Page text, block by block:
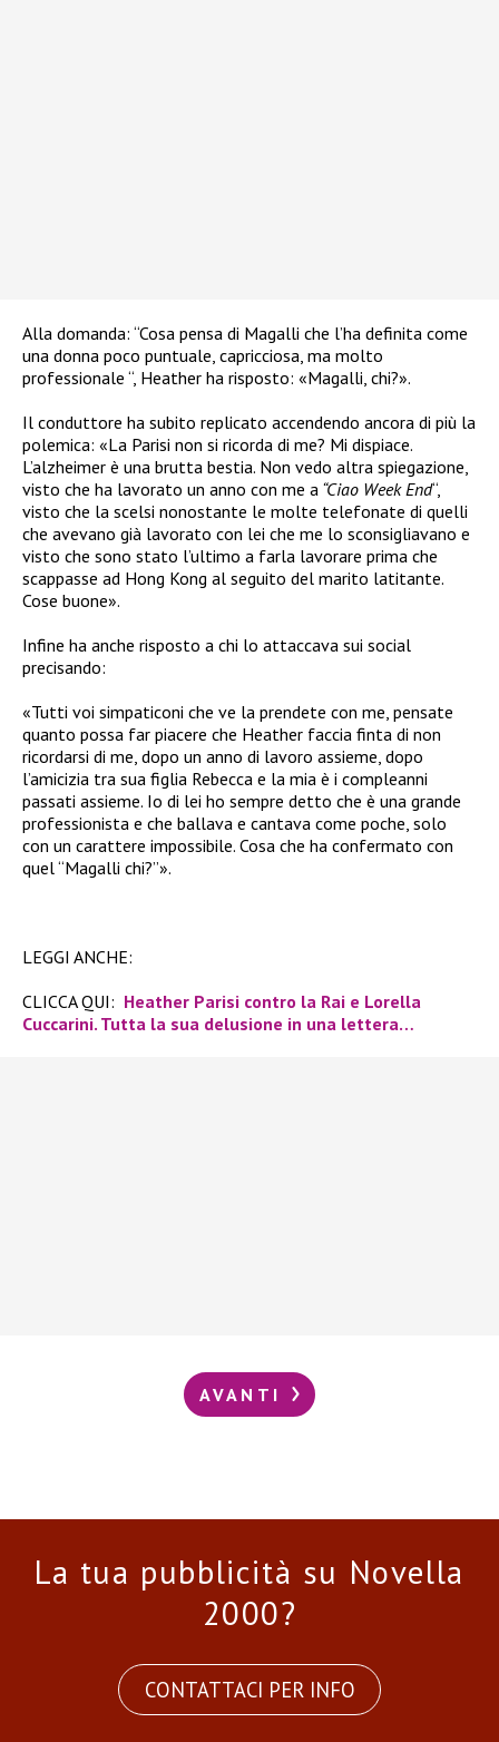
Alla domanda: “Cosa pensa di Magalli che l’ha definita come
una donna poco puntuale, capricciosa, ma molto
professionale “, Heather ha risposto: «Magalli, chi?».
Il conduttore ha subito replicato accendendo ancora di più la
polemica: «La Parisi non si ricorda di me? Mi dispiace.
L’alzheimer è una brutta bestia. Non vedo altra spiegazione,
visto che ha lavorato un anno con me a “Ciao Week End“,
visto che la scelsi nonostante le molte telefonate di quelli
che avevano già lavorato con lei che me lo sconsigliavano e
visto che sono stato l’ultimo a farla lavorare prima che
scappasse ad Hong Kong al seguito del marito latitante.
Cose buone».
Infine ha anche risposto a chi lo attaccava sui social
precisando:
«Tutti voi simpaticoni che ve la prendete con me, pensate
quanto possa far piacere che Heather faccia finta di non
ricordarsi di me, dopo un anno di lavoro assieme, dopo
l’amicizia tra sua figlia Rebecca e la mia è i compleanni
passati assieme. Io di lei ho sempre detto che è una grande
professionista e che ballava e cantava come poche, solo
con un carattere impossibile. Cosa che ha confermato con
quel “Magalli chi?”».
LEGGI ANCHE:
CLICCA QUI: Heather Parisi contro la Rai e Lorella
Cuccarini. Tutta la sua delusione in una lettera…
AVANTI
La tua pubblicità su Novella
2000?
CONTATTACI PER INFO